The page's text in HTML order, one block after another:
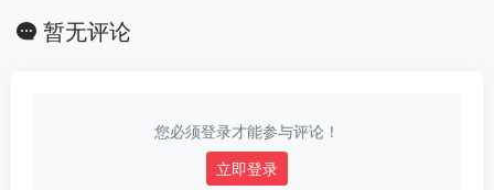
暂无评论
您必须登录才能参与评论！
立即登录